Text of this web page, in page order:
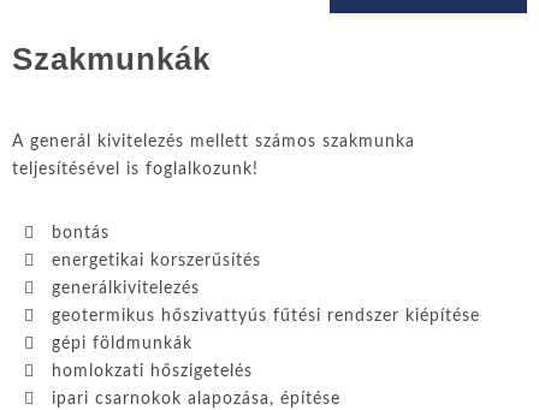
Szakmunkák
A generál kivitelezés mellett számos szakmunka
teljesítésével is foglalkozunk!
bontás
energetikai korszerűsítés
generálkivitelezés
geotermikus hőszivattyús fűtési rendszer kiépítése
gépi földmunkák
homlokzati hőszigetelés
ipari csarnokok alapozása, építése